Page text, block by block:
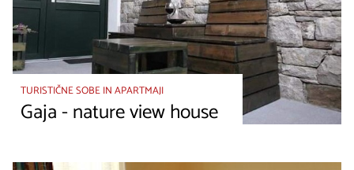
TURISTIČNE SOBE IN APARTMAJI
Gaja - nature view house